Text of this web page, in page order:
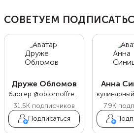
СОВЕТУЕМ
Друже Обломов
блогер @oblomoffrecipe
31.5K подписчиков
Подписаться
Анна
7.9K